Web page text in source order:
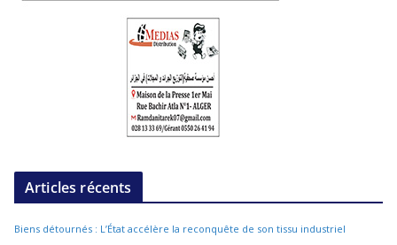
Articles récents
Biens détournés : L’État accélère la reconquête de son tissu industriel